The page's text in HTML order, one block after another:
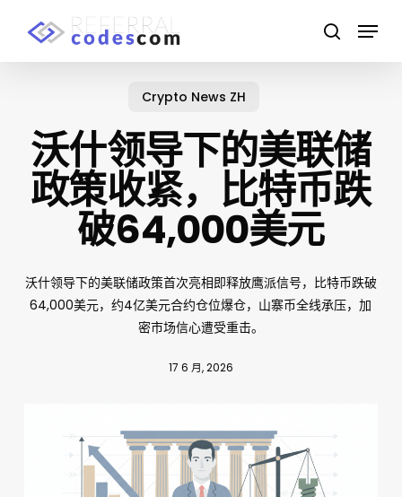
search
Menu
Crypto News ZH
沃什领导下的美联储
政策收紧，比特币跌
破64,000美元
沃什领导下的美联储政策首次亮相即释放鹰派信号，比特币跌破
64,000美元，约4亿美元合约仓位爆仓，山寨币全线承压，加
密市场信心遭受重击。
17 6 月, 2026